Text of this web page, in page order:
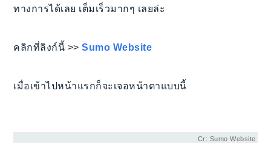
ทางการได้เลย เต็มเร็วมากๆ เลยล่ะ
คลิกที่ลิงก์นี้ >>Sumo Website
เมื่อเข้าไปหน้าแรกก็จะเจอหน้าตาแบบนี้
Cr: Sumo Website